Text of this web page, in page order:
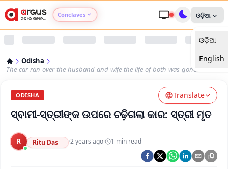
Conclaves
Argus Nari Shakti
Argus Health Connect
ଓଡ଼ିଆ
ଓଡ଼ିଆ
English
Odisha
The-car-ran-over-the-husband-and-wife-the-life-of-both-was-gone
ODISHA Translate
ସ୍ବାମୀ-ସ୍ତ୍ରୀଙ୍କ ଉପରେ ଚଢ଼ିଗଲା କାର: ସ୍ତ୍ରୀ ମୃତ
R Ritu Das ·2 years ago· 1 min read